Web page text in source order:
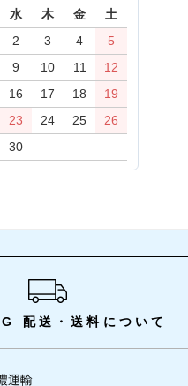
水 木 金
土
2 3 4
5
9 10 11
12
16 17 18
19
23 24 25
26
30
配送・送料について
運輸